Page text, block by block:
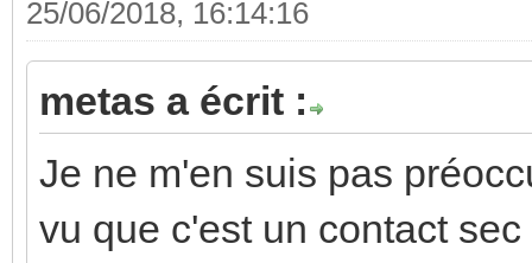
25/06/2018, 16:14:16
metas a écrit :
Je ne m'en suis pas
vu que c'est un contact